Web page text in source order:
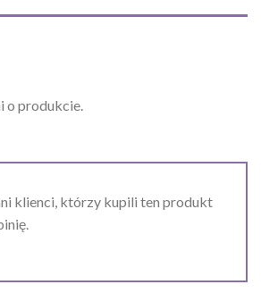
o produkcie.
klienci, którzy kupili ten produkt